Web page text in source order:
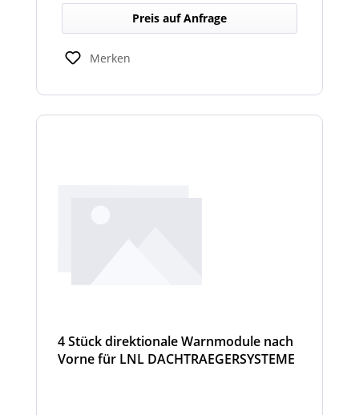
montiert werden, um gezielte Warnsignale
nach hinten auszugeben. Sie verbessern die
Sicht‑ und Hörbarkeit von Warnhinweisen im
Heckbereich und erhöhen so die Sicherheit
bei Rückwärts‑ oder Einsatzfahrten.
Preis auf Anfrage
Merken
4 Stück direktionale Warnmodule nach
Vorne für LNL DACHTRAEGERSYSTEME